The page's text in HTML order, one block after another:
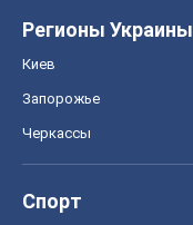
Регионы Украины
Киев
Запорожье
Черкассы
Спорт